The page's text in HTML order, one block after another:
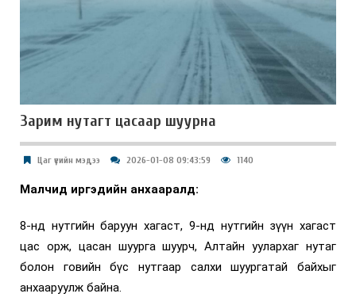
Зарим нутагт цасаар шуурна
Цаг үеийн мэдээ 2026-01-08 09:43:59 1140
Малчид иргэдийн анхааралд:
8-нд нутгийн баруун хагаст, 9-нд нутгийн зүүн хагаст
цас орж, цасан шуурга шуурч, Алтайн уулархаг нутаг
болон говийн бүс нутгаар салхи шуургатай байхыг
анхааруулж байна.